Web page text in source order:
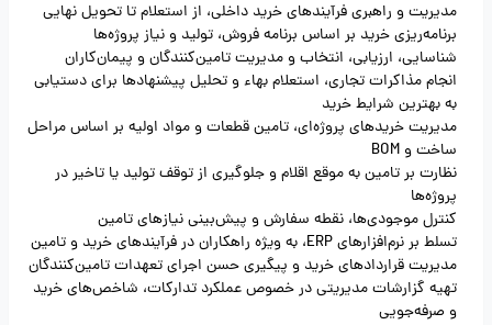
مدیریت و راهبری فرآیندهای خرید داخلی، از استعلام تا تحویل نهایی
برنامه‌ریزی خرید بر اساس برنامه فروش، تولید و نیاز پروژه‌ها
شناسایی، ارزیابی، انتخاب و مدیریت تامین‌کنندگان و پیمان‌کاران
انجام مذاکرات تجاری، استعلام بهاء و تحلیل پیشنهادها برای دستیابی
به بهترین شرایط خرید
مدیریت خریدهای پروژه‌ای، تامین قطعات و مواد اولیه بر اساس مراحل
ساخت و BOM
نظارت بر تامین به موقع اقلام و جلوگیری از توقف تولید یا تاخیر در
پروژه‌ها
کنترل موجودی‌ها، نقطه سفارش و پیش‌بینی نیازهای تامین
تسلط بر نرم‌افزارهای ERP، به ویژه راهکاران در فرآیندهای خرید و تامین
مدیریت قراردادهای خرید و پیگیری حسن اجرای تعهدات تامین‌کنندگان
تهیه گزارشات مدیریتی در خصوص عملکرد تدارکات، شاخص‌های خرید
و صرفه‌جویی